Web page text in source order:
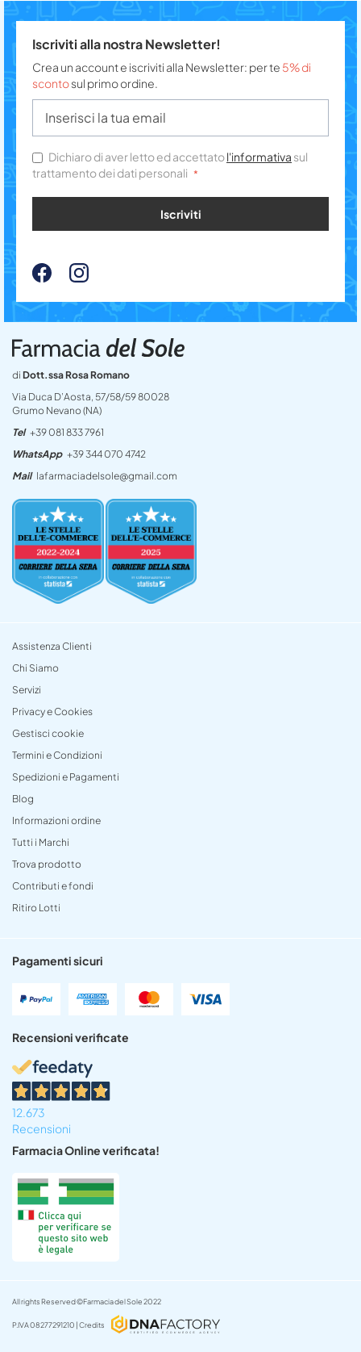
di Dott.ssa Rosa Romano
Via Duca D’Aosta, 57/58/59 80028
Grumo Nevano (NA)
Tel +39 081 833 7961
WhatsApp +39 344 070 4742
Mail lafarmaciadelsole@gmail.com
Assistenza Clienti
Chi Siamo
Servizi
Privacy e Cookies
Gestisci cookie
Termini e Condizioni
Spedizioni e Pagamenti
Blog
Informazioni ordine
Tutti i Marchi
Trova prodotto
Contributi e fondi
Ritiro Lotti
Pagamenti sicuri
Recensioni verificate
12.673
Recensioni
Farmacia Online verificata!
Iscriviti alla nostra Newsletter!
Crea un account e iscriviti alla Newsletter: per te 5% di
scontosul primo ordine.
Dichiaro di aver letto ed accettatol'informativa sul
trattamento dei dati personali
Iscriviti
All rights Reserved ©Farmacia del Sole 2022
P.IVA 08277291210 | Credits